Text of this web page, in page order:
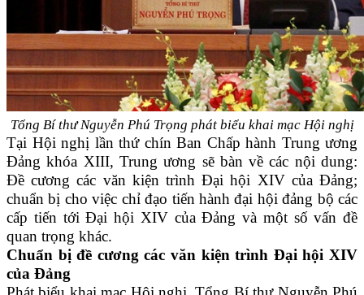
Tổng Bí thư Nguyễn Phú Trọng phát biểu khai mạc Hội nghị
Tại Hội nghị lần thứ chín Ban Chấp hành Trung ương
Đảng khóa XIII, Trung ương sẽ bàn về các nội dung:
Đề cương các văn kiện trình Đại hội XIV của Đảng;
chuẩn bị cho việc chỉ đạo tiến hành đại hội đảng bộ các
cấp tiến tới Đại hội XIV của Đảng và một số vấn đề
quan trọng khác.
Chuẩn bị đề cương các văn kiện trình Đại hội XIV
của Đảng